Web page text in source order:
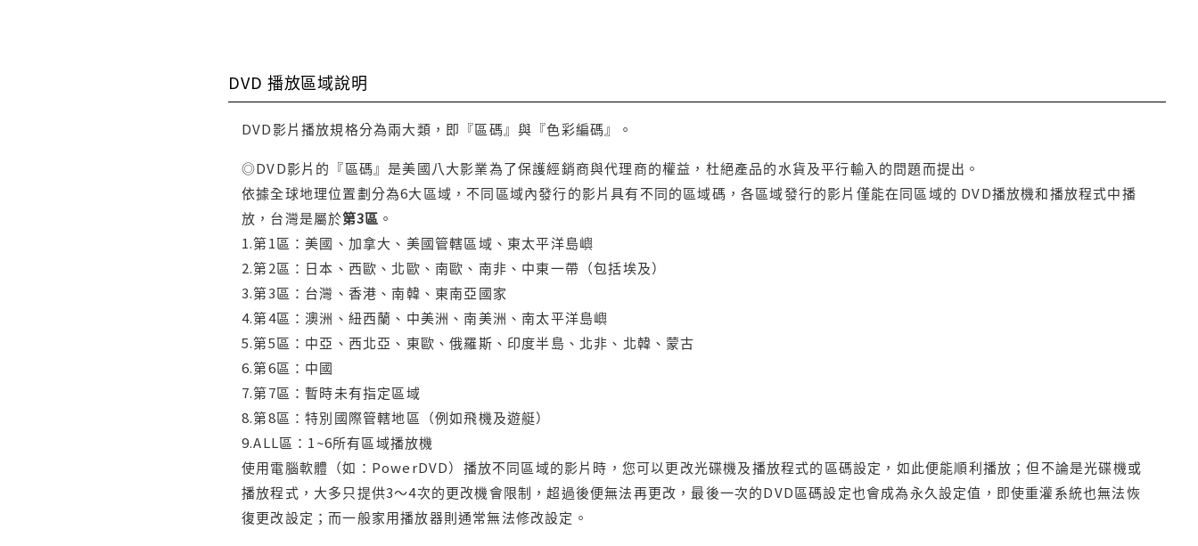
DVD 播放區域說明
DVD影片播放規格分為兩大類，即『區碼』與『色彩編碼』。
◎DVD影片的『區碼』是美國八大影業為了保護經銷商與代理商的權益，杜絕產品的水貨及平行輸入的問題而提出。
依據全球地理位置劃分為6大區域，不同區域內發行的影片具有不同的區域碼，各區域發行的影片僅能在同區域的 DVD播放機和播放程式中播
放，台灣是屬於第3區 。
1.第1區：美國、加拿大、美國管轄區域、東太平洋島嶼
2.第2區：日本、西歐、北歐、南歐、南非、中東一帶（包括埃及）
3.第3區：台灣、香港、南韓、東南亞國家
4.第4區：澳洲、紐西蘭、中美洲、南美洲、南太平洋島嶼
5.第5區：中亞、西北亞、東歐、俄羅斯、印度半島、北非、北韓、蒙古
6.第6區：中國
7.第7區：暫時未有指定區域
8.第8區：特別國際管轄地區（例如飛機及遊艇）
9.ALL區：1~6所有區域播放機
使用電腦軟體（如：PowerDVD）播放不同區域的影片時，您可以更改光碟機及播放程式的區碼設定，如此便能順利播放；但不論是光碟機或
播放程式，大多只提供3～4次的更改機會限制，超過後便無法再更改，最後一次的DVD區碼設定也會成為永久設定值，即使重灌系統也無法恢
復更改設定；而一般家用播放器則通常無法修改設定。